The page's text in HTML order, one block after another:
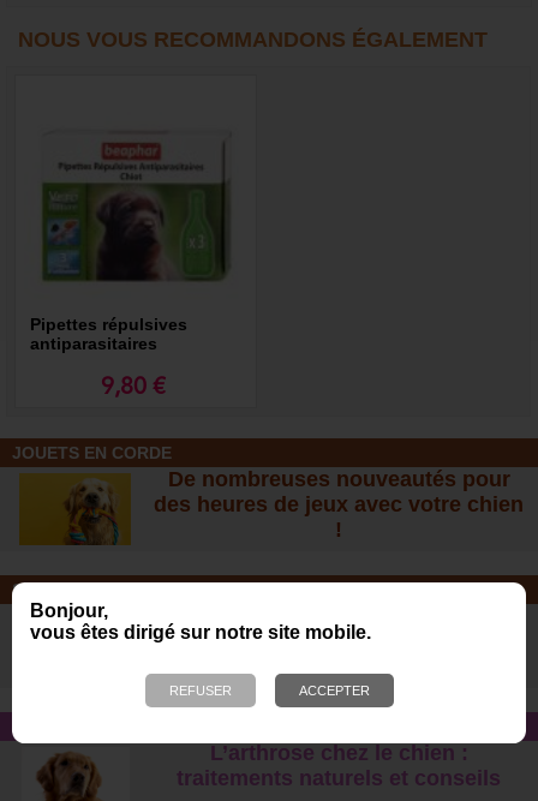
Bonjour,
vous êtes dirigé sur notre site mobile.
NOUS VOUS RECOMMANDONS ÉGALEMENT
Pipettes répulsives
antiparasitaires
9,80 €
JOUETS EN CORDE
De nombreuses nouveautés pour
des heures de jeux avec votre chien
!
SOINS ET SHAMPOOING
votre chien !
L’arthrose chez le chien :
traitements naturels et conseil s